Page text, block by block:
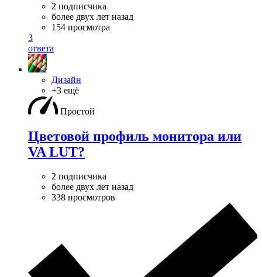
2 подписчика
более двух лет назад
154 просмотра
3
ответа
Дизайн
+3 ещё
Простой
Цветовой профиль монитора или
VA LUT?
2 подписчика
более двух лет назад
338 просмотров